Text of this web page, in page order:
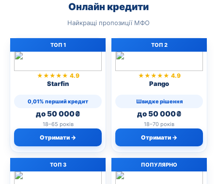
Онлайн кредити
Найкращі пропозиції МФО
ТОП 1
★★★★★ 4.9
Starfin
0,01% перший кредит
до 50 000₴
18–65 років
Отримати →
ТОП 2
★★★★★ 4.9
Pango
Швидке рішення
до 50 000₴
18–70 років
Отримати →
ТОП 3 ПОПУЛЯРНО